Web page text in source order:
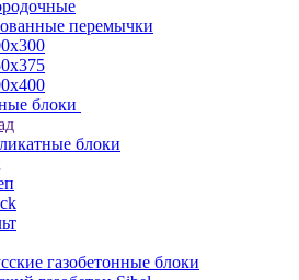
перемычки
блоки
блоки
газобетонные блоки